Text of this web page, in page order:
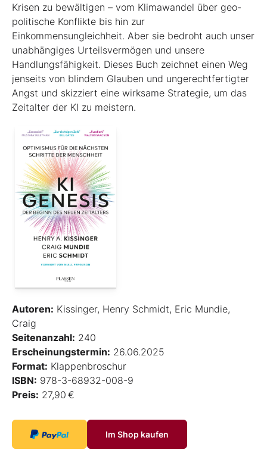
Krisen zu bewältigen – vom Klimawandel über geo­
poli­tische Konflikte bis hin zur
Einkommensungleichheit. Aber sie bedroht auch unser
unabhängiges Urteilsvermögen und unsere
Handlungsfähigkeit. Dieses Buch zeichnet einen Weg
jenseits von blindem Glauben und ungerechtfertigter
Angst und skizziert eine wirksame Strategie, um das
Zeitalter der KI zu meistern.
Autoren: Kissinger, Henry Schmidt, Eric Mundie,
Craig
Seitenanzahl: 240
Erscheinungstermin: 26.06.2025
Format: Klappenbroschur
ISBN: 978-3-68932-008-9
Preis: 27,90 €
Im Shop kaufen